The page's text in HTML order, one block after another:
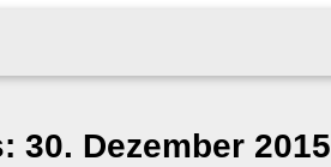
30. Dezember 2015